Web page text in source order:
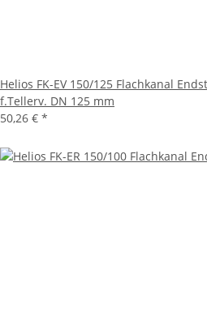
Helios FK-EV 150/125 Flachkanal
f.Tellerv. DN 125 mm
50,26 € *